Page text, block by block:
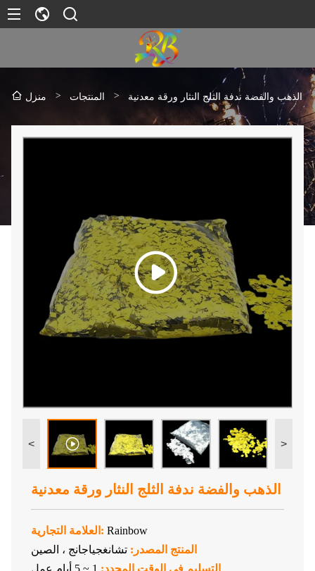
منزل > المنتجات > الذهب والفضة ندفة الثلج النثار ورقة معدنية
< >
الذهب والفضة ندفة الثلج النثار ورقة معدنية
العلامة التجارية: Rainbow
المنتج المصدر: تشانغجياجانج ، الصين
التسليم في الوقت المحدد: 1 ~ 5 أيام عمل